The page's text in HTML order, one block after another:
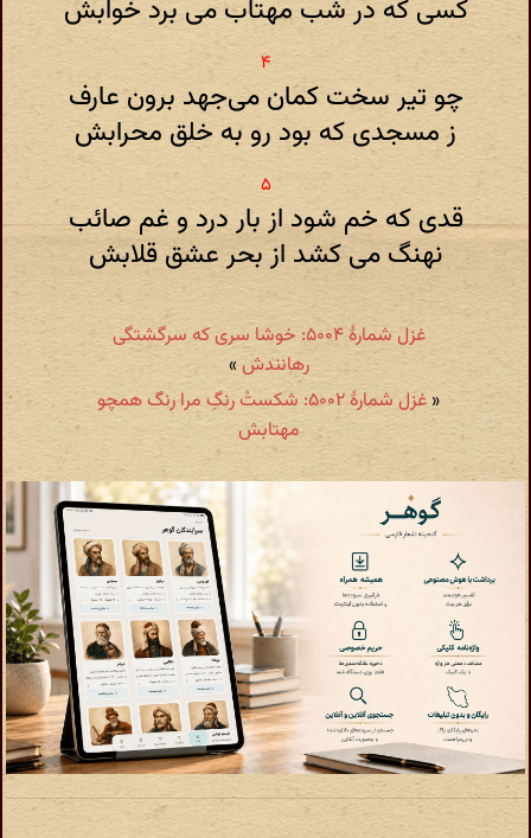
کسی که در شب مهتاب می برد خوابش
چو تیر سخت کمان می‌جهد برون عارف
ز مسجدی که بود رو به خلق محرابش
قدی که خم شود از بار درد و غم صائب
نهنگ می کشد از بحر عشق قلابش
غزل شمارهٔ ۵۰۰۴: خوشا سری که سرگشتگی
رهانندش »
«
غزل شمارهٔ ۵۰۰۲: شکستْ رنگِ مرا رنگ همچو
مهتابش